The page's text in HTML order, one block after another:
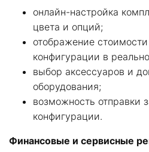
онлайн-настройка
цвета и опций;
отображение
конфигурации в
выбор аксессуаров и
оборудования;
возможность отправки
конфигурации.
Финансовые и сервисные